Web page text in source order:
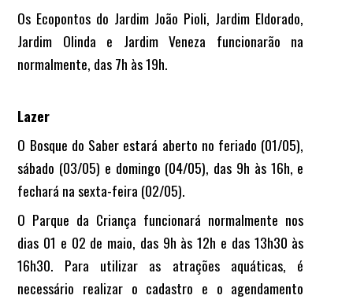
Os Ecopontos do Jardim João Pioli, Jardim Eldorado,
Jardim Olinda e Jardim Veneza funcionarão na
normalmente, das 7h às 19h.
Lazer
O Bosque do Saber estará aberto no feriado (01/05),
sábado (03/05) e domingo (04/05), das 9h às 16h, e
fechará na sexta-feira (02/05).
O Parque da Criança funcionará normalmente nos
dias 01 e 02 de maio, das 9h às 12h e das 13h30 às
16h30. Para utilizar as atrações aquáticas, é
necessário realizar o cadastro e o agendamento